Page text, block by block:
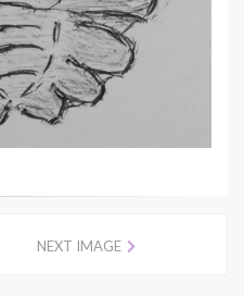
NEXT IMAGE